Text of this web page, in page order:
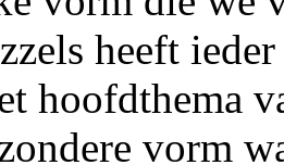
heeft
hoofdthema
vorm